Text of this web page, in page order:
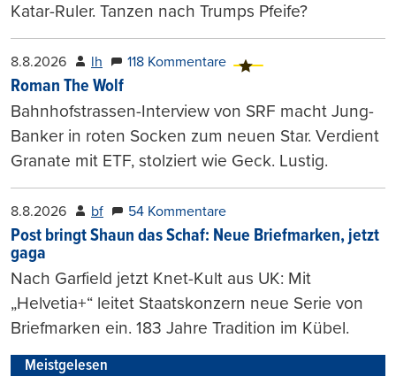
Katar-Ruler. Tanzen nach Trumps Pfeife?
8.8.2026 lh 118 Kommentare
Roman The Wolf
Bahnhofstrassen-Interview von SRF macht Jung-
Banker in roten Socken zum neuen Star. Verdient
Granate mit ETF, stolziert wie Geck. Lustig.
8.8.2026 bf 54 Kommentare
Post bringt Shaun das Schaf: Neue Briefmarken, jetzt
gaga
Nach Garfield jetzt Knet-Kult aus UK: Mit
„Helvetia+“ leitet Staatskonzern neue Serie von
Briefmarken ein. 183 Jahre Tradition im Kübel.
Meistgelesen